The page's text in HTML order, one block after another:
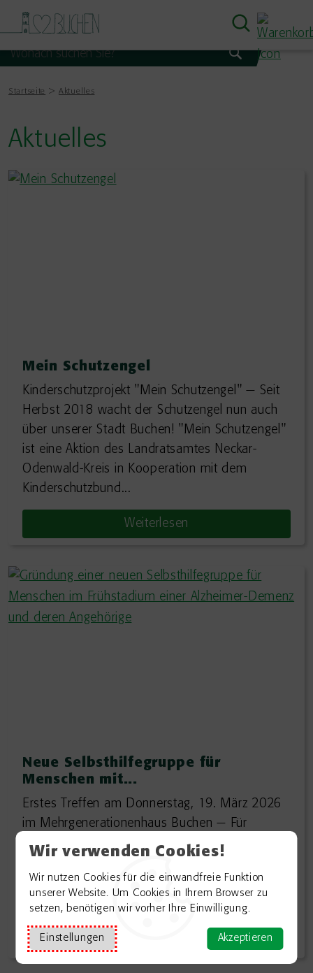
Wir verwenden Cookies!
Wir nutzen Cookies für die einwandfreie Funktion
unserer Website. Um Cookies in Ihrem Browser zu
setzen, benötigen wir vorher Ihre Einwilligung.
Einstellungen Akzeptieren
Startseite Aktuelles
Aktuelles
Mein Schutzengel
Kinderschutzprojekt "Mein Schutzengel" — Seit
Herbst 2018 wacht der Schutzengel nun auch
über unserer Stadt Buchen! "Mein Schutzengel"
ist eine Aktion des Landratsamtes Neckar-
Odenwald-Kreis in Kooperation mit dem
Kinderschutzbund...
Weiterlesen
Neue Selbsthilfegruppe für
Menschen mit...
Erstes Treffen am Donnerstag, 19. März 2026
im Mehrgenerationenhaus Buchen — Für
Menschen im Frühstadium einer Alzheimer-
Diagnose eine Zeit voller Fragen, Unsicherheiten
und...